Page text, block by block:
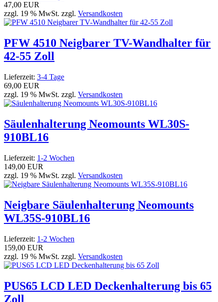
47,00 EUR
zzgl. 19 % MwSt. zzgl. Versandkosten
PFW 4510 Neigbarer TV-Wandhalter für
42-55 Zoll
Lieferzeit: 3-4 Tage
69,00 EUR
zzgl. 19 % MwSt. zzgl. Versandkosten
Säulenhalterung Neomounts WL30S-
910BL16
Lieferzeit: 1-2 Wochen
149,00 EUR
zzgl. 19 % MwSt. zzgl. Versandkosten
Neigbare Säulenhalterung Neomounts
WL35S-910BL16
Lieferzeit: 1-2 Wochen
159,00 EUR
zzgl. 19 % MwSt. zzgl. Versandkosten
PUS65 LCD LED Deckenhalterung bis 65
Zoll